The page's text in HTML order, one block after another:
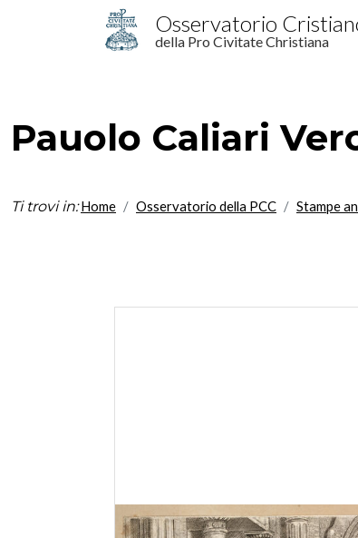
Salta al contenuto principale
Osservatorio
della Pro Civitate Christiana
Pauolo Caliari
Ti trovi in: Home Osservatorio della PCC Stampe